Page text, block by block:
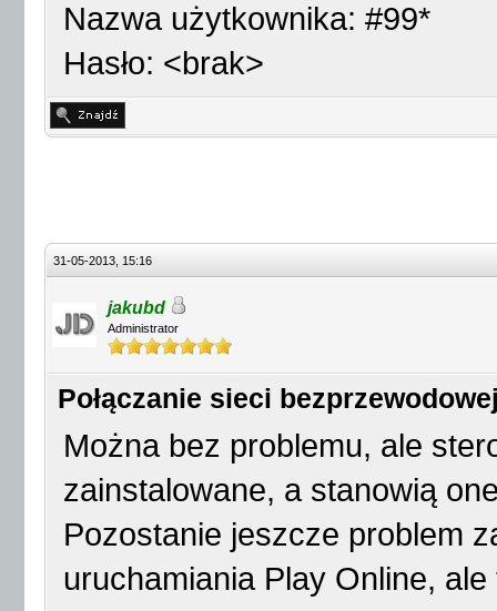
Nazwa użytkownika: #99*
Hasło: <brak>
31-05-2013, 15:16
jakubd
Administrator
Połączanie sieci
Można bez problemu, ale
zainstalowane, a stanowią
Pozostanie jeszcze problem
uruchamiania Play Online,